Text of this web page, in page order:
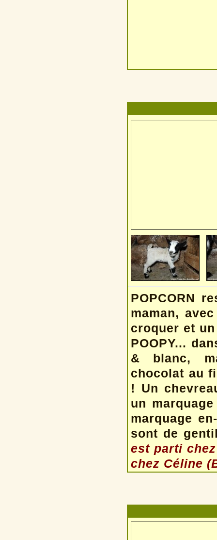
POPCORN
maman,
croquer et
POOPY...
& blanc,
chocolat au
! Un
un
marquage
sont de
est parti
chez Céline